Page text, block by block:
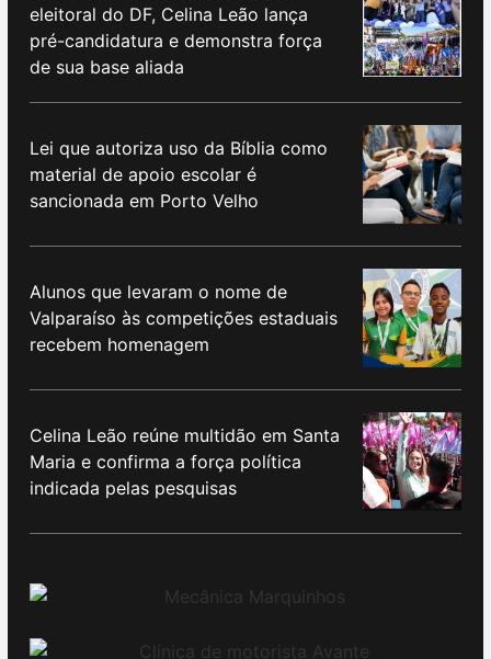
eleitoral do DF, Celina Leão lança
pré-candidatura e demonstra força
de sua base aliada
Lei que autoriza uso da Bíblia como
material de apoio escolar é
sancionada em Porto Velho
Alunos que levaram o nome de
Valparaíso às competições estaduais
recebem homenagem
Celina Leão reúne multidão em Santa
Maria e confirma a força política
indicada pelas pesquisas